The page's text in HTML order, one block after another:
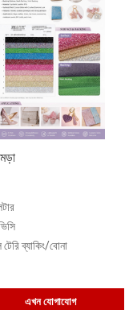
টেরি ব্যাকিং/বোনা
এখন যোগাযোগ